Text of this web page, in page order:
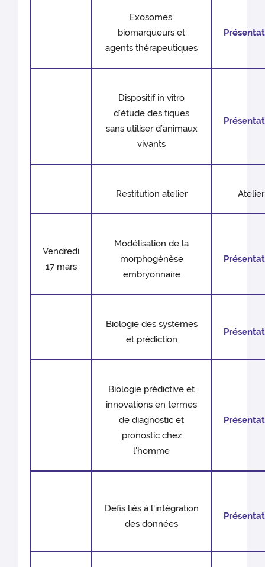
Exosomes:
biomarqueurs et
agents thérapeutiques
Dispositif in vitro
d’étude des tiques
sans utiliser d’animaux
vivants
Restitution atelier Atelier
Vendredi
17 mars
Modélisation de la
morphogénèse
embryonnaire
Biologie des systèmes
et prédiction
Biologie prédictive et
innovations en termes
de diagnostic et
pronostic chez
l'homme
Défis liés à l'intégration
des données